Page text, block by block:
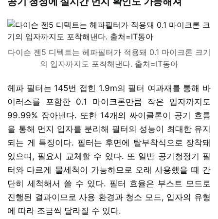
다이슨 젠5 디텍트는 헤파필터가 적용돼 0.1 마이크론 크기
의 입자까지도 포착해낸다. 출처=IT동아
헤파 필터는 145번 접힌 1.9m의 필터 여과재를 통해 바
이러스를 포함한 0.1 마이크론만큼 작은 입자까지도
99.99% 잡아낸다. 또한 14개의 싸이클론이 공기 흐름
을 통해 먼지 입자를 분리해 필터의 성능이 최대한 유지
되는 게 특징이다. 필터는 후면에 탈부착식으로 장착돼
있으며, 필요시 교체할 수 있다. 또 일반 공기청정기 필
터와 다르게 물세척이 가능하므로 오래 사용했을 때 간
단히 세척해서 쓸 수 있다. 필터 효율은 부스트 모드로
진행된 결과이므로 사용 환경과 청소 모드, 입자의 유형
에 따라 조금씩 달라질 수 있다.